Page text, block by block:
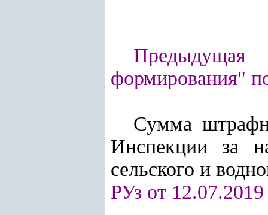
Предыдущая
формирования"
Сумма
Инспекции за
сельского и
РУз от